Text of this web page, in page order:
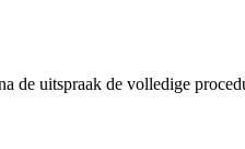
de uitspraak de volledige